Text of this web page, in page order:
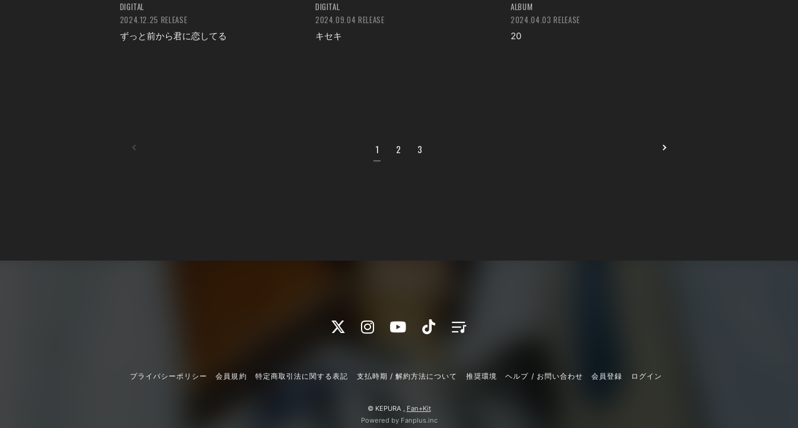
DIGITAL
2024.12.25 RELEASE
ずっと前から君に恋してる
DIGITAL
2024.09.04 RELEASE
キセキ
ALBUM
2024.04.03 RELEASE
20
1 2 3
プライバシーポリシー 会員規約 特定商取引法に関する表記 支払時期 / 解約方法について 推奨環境 ヘルプ / お問い合わせ 会員登録 ログイン
© KEPURA , Fan+Kit
Powered by Fanplus.inc